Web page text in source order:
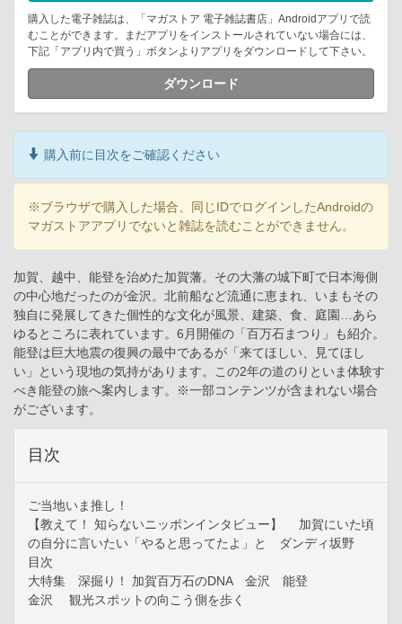
購入した電子雑誌は、「マガストア 電子雑誌書店」Androidアプリで読
むことができます。まだアプリをインストールされていない場合には、
下記「アプリ内で買う」ボタンよりアプリをダウンロードして下さい。
ダウンロード
購入前に目次をご確認ください
※ブラウザで購入した場合、同じIDでログインしたAndroidの
マガストアアプリでないと雑誌を読むことができません。
加賀、越中、能登を治めた加賀藩。その大藩の城下町で日本海側
の中心地だったのが金沢。北前船など流通に恵まれ、いまもその
独自に発展してきた個性的な文化が風景、建築、食、庭園…あら
ゆるところに表れています。6月開催の「百万石まつり」も紹介。
能登は巨大地震の復興の最中であるが「来てほしい、見てほし
い」という現地の気持があります。この2年の道のりといま体験す
べき能登の旅へ案内します。※一部コンテンツが含まれない場合
がございます。
目次
ご当地いま推し！
【教えて！ 知らないニッポンインタビュー】 加賀にいた頃
の自分に言いたい「やると思ってたよ」と ダンディ坂野
目次
大特集 深掘り！ 加賀百万石のDNA 金沢 能登
金沢 観光スポットの向こう側を歩く